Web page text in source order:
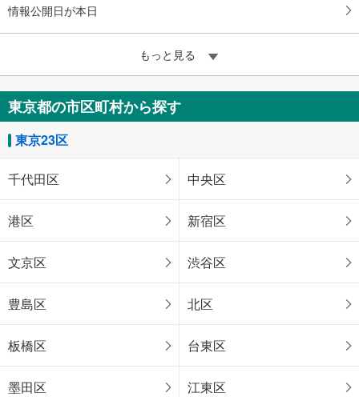
情報公開日が本日
もっと見る
東京都の市区町村から探す
東京23区
千代田区 中央区
港区 新宿区
文京区 渋谷区
豊島区 北区
板橋区 台東区
墨田区 江東区